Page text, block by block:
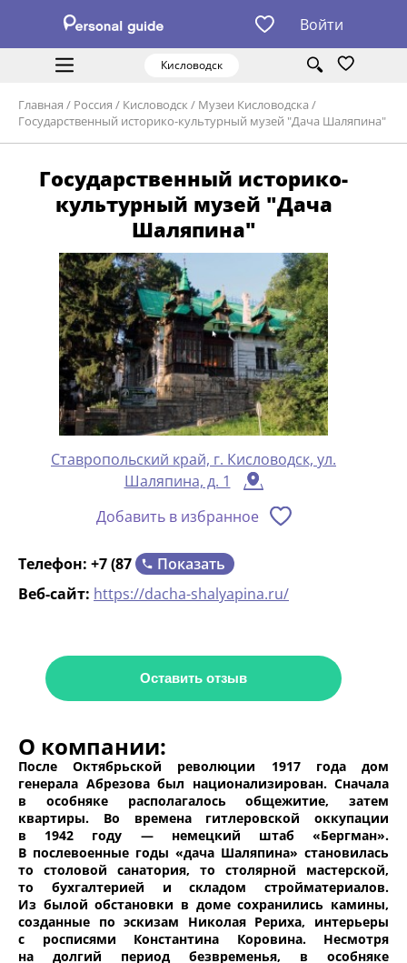
Войти
Кисловодск
Главная / Россия / Кисловодск / Музеи Кисловодска /
Государственный историко-культурный музей "Дача Шаляпина"
Государственный историко-
культурный музей "Дача
Шаляпина"
Ставропольский край, г. Кисловодск, ул.
Шаляпина, д. 1
Добавить в избранное
Телефон: +7 (87
Показать
Веб-сайт: https://dacha-shalyapina.ru/
Оставить отзыв
О компании:
После Октябрьской революции 1917 года дом
генерала Абрезова был национализирован. Сначала
в особняке располагалось общежитие, затем
квартиры. Во времена гитлеровской оккупации
в 1942 году — немецкий штаб «Бергман».
В послевоенные годы «дача Шаляпина» становилась
то столовой санатория, то столярной мастерской,
то бухгалтерией и складом стройматериалов.
Из былой обстановки в доме сохранились камины,
созданные по эскизам Николая Рериха, интерьеры
с росписями Константина Коровина. Несмотря
на долгий период безвременья, в особняке